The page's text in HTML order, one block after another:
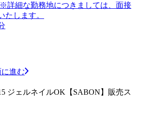
詳細な勤務地につきましては、面接
たします。
進む
ジェルネイルOK【SABON】販売ス